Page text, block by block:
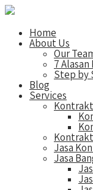
Home
About Us
Our
7
Step by
Blog
Services
Jasa
Jasa